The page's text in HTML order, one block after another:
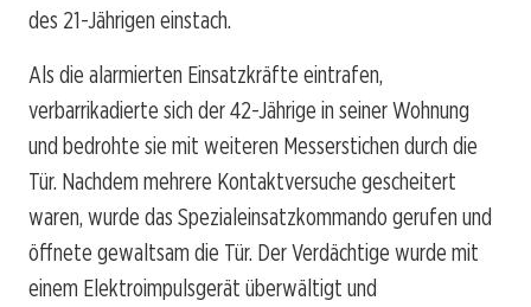
des 21-Jährigen einstach.
Als die alarmierten Einsatzkräfte eintrafen,
verbarrikadierte sich der 42-Jährige in seiner Wohnung
und bedrohte sie mit weiteren Messerstichen durch die
Tür. Nachdem mehrere Kontaktversuche gescheitert
waren, wurde das Spezialeinsatzkommando gerufen und
öffnete gewaltsam die Tür. Der Verdächtige wurde mit
einem Elektroimpulsgerät überwältigt und